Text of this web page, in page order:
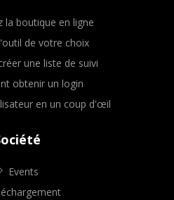
la boutique en ligne
de votre choix
une liste de suivi
obtenir un login
en un coup d'œil
Events